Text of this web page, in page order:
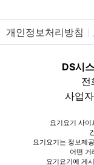
개인정보처리방침
DS시
사업
요기요기 사
요기요기는 정보제
어떤 거
요기요기에 게